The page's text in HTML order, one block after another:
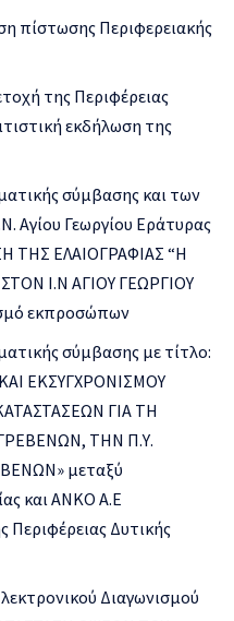
πίστωσης Περιφερειακής
της Περιφέρειας
εκδήλωση της
σύμβασης και των
Αγίου Γεωργίου Εράτυρας
ΤΗΣ ΕΛΑΙΟΓΡΑΦΙΑΣ “Η
Ι.Ν ΑΓΙΟΥ ΓΕΩΡΓΙΟΥ
εκπροσώπων
σύμβασης με τίτλο:
ΕΚΣΥΓΧΡΟΝΙΣΜΟΥ
ΓΙΑ ΤΗ
ΤΗΝ Π.Υ.
μεταξύ
και ΑΝΚΟ Α.Ε
Περιφέρειας Δυτικής
Διαγωνισμού